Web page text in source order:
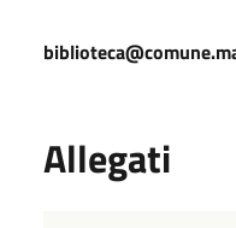
Allegati